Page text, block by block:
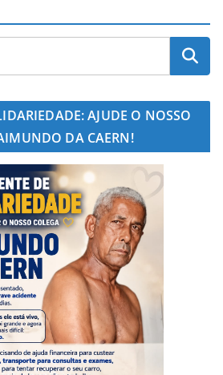
AJUDE O NOSSO
DA CAERN!